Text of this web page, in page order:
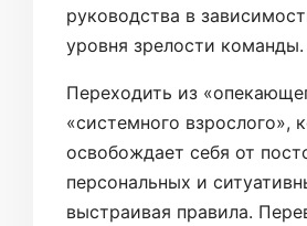
руководства в
уровня зрелости команды.
Переходить из
«системного взрослого»,
освобождает себя от
персональных и
выстраивая правила.